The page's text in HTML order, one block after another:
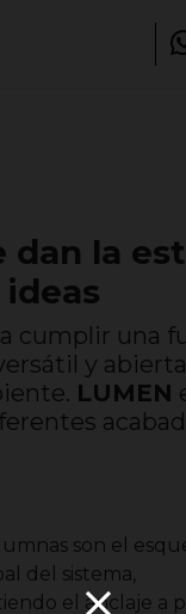
dan la
cumplir una
y
LUMEN
son el
del sistema,
el anclaje a